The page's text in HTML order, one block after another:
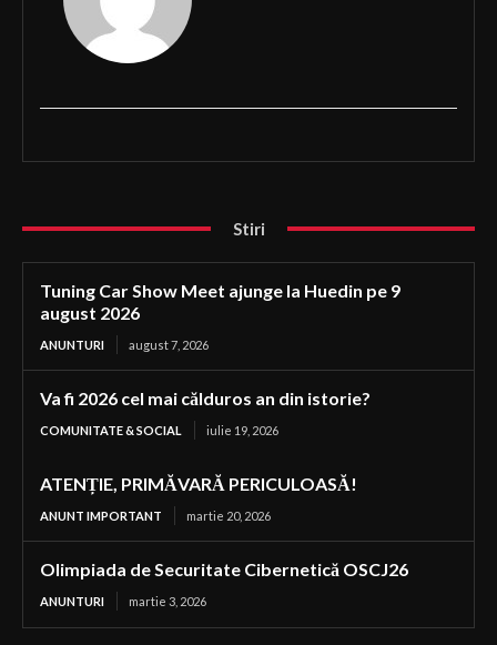
Stiri
Tuning Car Show Meet ajunge la Huedin pe 9
august 2026
ANUNTURI august 7, 2026
Va fi 2026 cel mai călduros an din istorie?
COMUNITATE & SOCIAL iulie 19, 2026
ATENȚIE, PRIMĂVARĂ PERICULOASĂ!
ANUNT IMPORTANT martie 20, 2026
Olimpiada de Securitate Cibernetică OSCJ26
ANUNTURI martie 3, 2026